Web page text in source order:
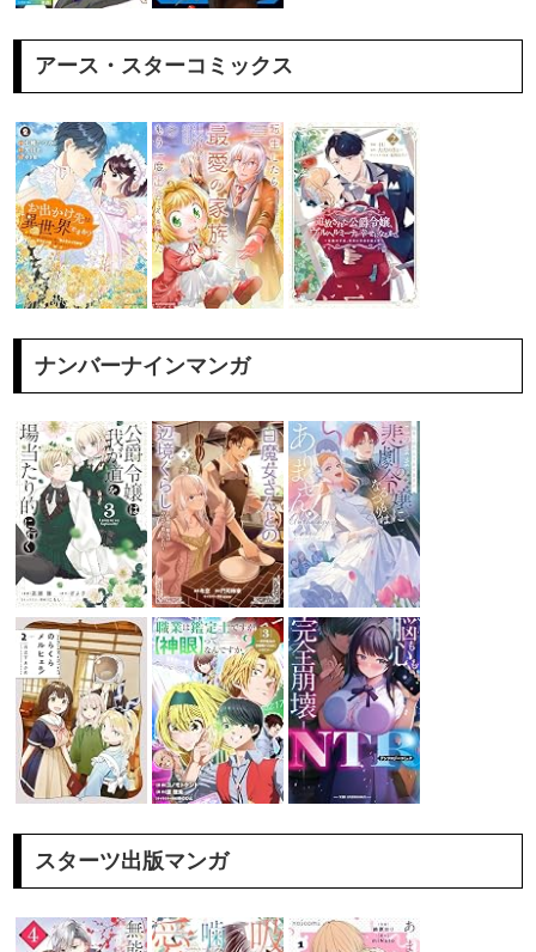
アース・スターコミックス
ナンバーナインマンガ
スターツ出版マンガ